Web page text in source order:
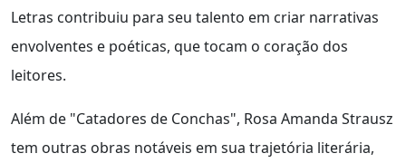
Letras contribuiu para seu talento em criar narrativas
envolventes e poéticas, que tocam o coração dos
leitores.
Além de "Catadores de Conchas", Rosa Amanda Strausz
tem outras obras notáveis em sua trajetória literária,